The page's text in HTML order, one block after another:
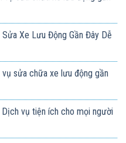
Xe Lưu Động Gần Đây Dễ
sửa chữa xe lưu động gần
vụ tiện ích cho mọi người